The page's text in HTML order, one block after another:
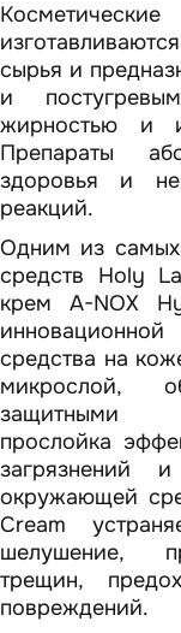
сырья и
и
жирностью и
Препараты
здоровья и не
реакций.
Одним из самых
средств Holy
крем A-NOX
средства на
микрослой,
защитными
прослойка
загрязнений
окружающей
Cream
шелушение,
трещин,
повреждений.